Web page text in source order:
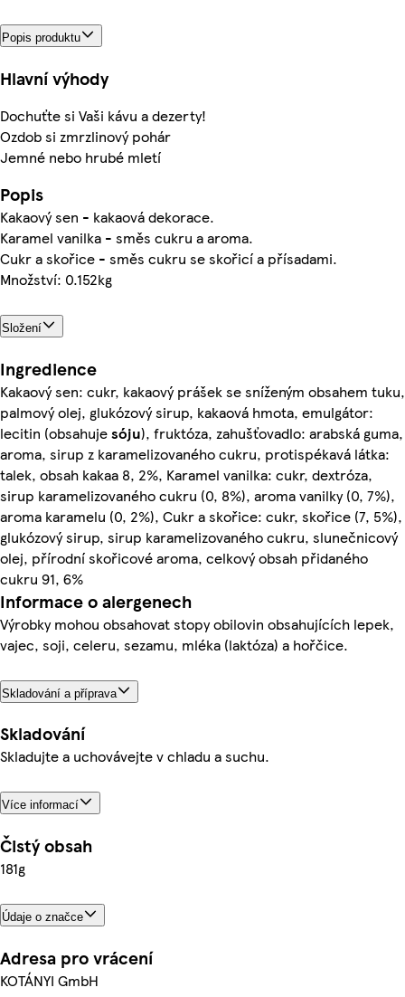
Popis produktu
Hlavní výhody
Dochuťte si Vaši kávu a dezerty!
Ozdob si zmrzlinový pohár
Jemné nebo hrubé mletí
Popis
Kakaový sen - kakaová dekorace.
Karamel vanilka - směs cukru a aroma.
Cukr a skořice - směs cukru se skořicí a přísadami.
Množství: 0.152kg
Složení
Ingredience
Kakaový sen: cukr, kakaový prášek se sníženým obsahem tuku,
palmový olej, glukózový sirup, kakaová hmota, emulgátor:
lecitin (obsahujesóju), fruktóza, zahušťovadlo: arabská guma,
aroma, sirup z karamelizovaného cukru, protispékavá látka:
talek, obsah kakaa 8, 2%, Karamel vanilka: cukr, dextróza,
sirup karamelizovaného cukru (0, 8%), aroma vanilky (0, 7%),
aroma karamelu (0, 2%), Cukr a skořice: cukr, skořice (7, 5%),
glukózový sirup, sirup karamelizovaného cukru, slunečnicový
olej, přírodní skořicové aroma, celkový obsah přidaného
cukru 91, 6%
Informace o alergenech
Výrobky mohou obsahovat stopy obilovin obsahujících lepek,
vajec, soji, celeru, sezamu, mléka (laktóza) a hořčice.
Skladování a příprava
Skladování
Skladujte a uchovávejte v chladu a suchu.
Více informací
Čistý obsah
181g
Údaje o značce
Adresa pro vrácení
KOTÁNYI GmbH